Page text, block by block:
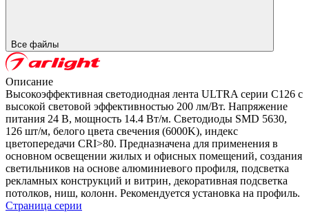
Все файлы
Описание
Высокоэффективная светодиодная лента ULTRA серии C126 с
высокой световой эффективностью 200 лм/Вт. Напряжение
питания 24 В, мощность 14.4 Вт/м. Светодиоды SMD 5630,
126 шт/м, белого цвета свечения (6000K), индекс
цветопередачи CRI>80. Предназначена для применения в
основном освещении жилых и офисных помещений, создания
светильников на основе алюминиевого профиля, подсветка
рекламных конструкций и витрин, декоративная подсветка
потолков, ниш, колонн. Рекомендуется установка на профиль.
Страница серии